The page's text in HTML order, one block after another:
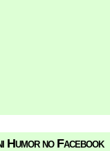
Humor no Facebook